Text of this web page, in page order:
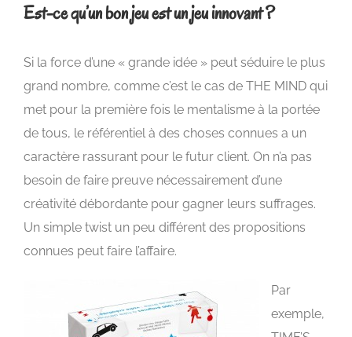
Est-ce qu’un bon jeu est un jeu innovant ?
Si la force d’une « grande idée » peut séduire le plus
grand nombre, comme c’est le cas de THE MIND qui
met pour la première fois le mentalisme à la portée
de tous, le référentiel à des choses connues a un
caractère rassurant pour le futur client. On n’a pas
besoin de faire preuve nécessairement d’une
créativité débordante pour gagner leurs suffrages.
Un simple twist un peu différent des propositions
connues peut faire l’affaire.
Par
exemple,